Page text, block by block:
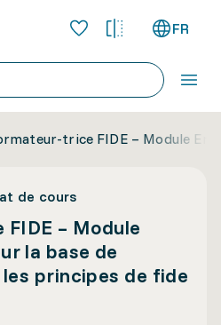
FR
trice FIDE – Module
de cours
– Module
la base de
principes de fide